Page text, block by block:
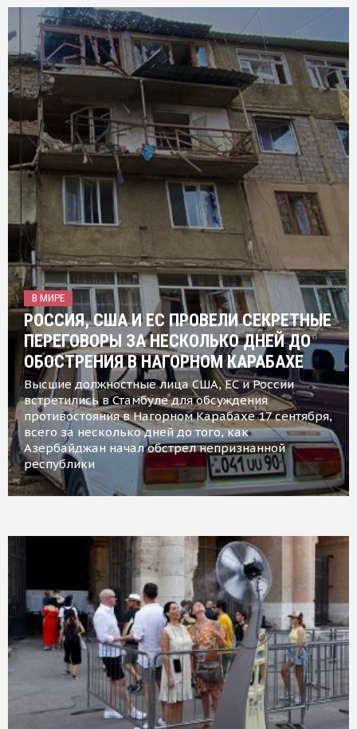
В МИРЕ
РОССИЯ, США И ЕС ПРОВЕЛИ СЕКРЕТНЫЕ
ПЕРЕГОВОРЫ ЗА НЕСКОЛЬКО ДНЕЙ ДО
ОБОСТРЕНИЯ В НАГОРНОМ КАРАБАХЕ
Высшие должностные лица США, ЕС и России
встретились в Стамбуле для обсуждения
противостояния в Нагорном Карабахе 17 сентября,
всего за несколько дней до того, как
Азербайджан начал обстрел непризнанной
республики